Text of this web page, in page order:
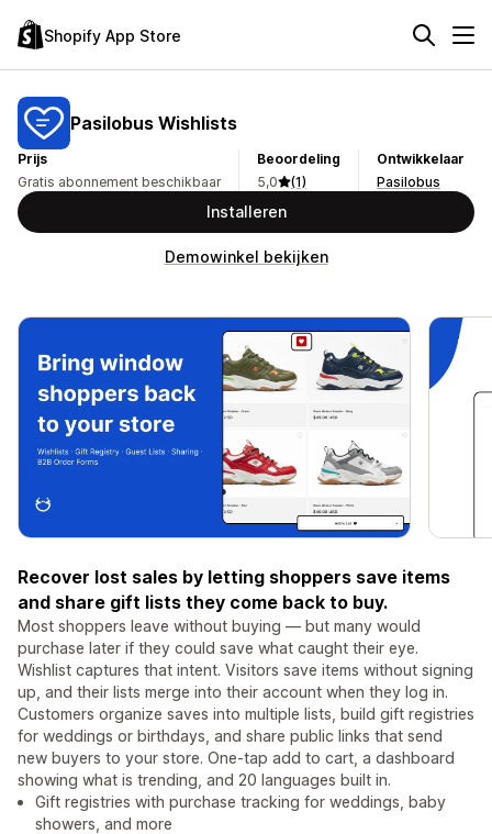
Shopify App Store
Pasilobus Wishlists
Prijs
Gratis abonnement beschikbaar
Beoordeling
5,0
(1)
Ontwikkelaar
Pasilobus
Installeren
Demowinkel bekijken
Recover lost sales by letting shoppers save items
and share gift lists they come back to buy.
Most shoppers leave without buying — but many would
purchase later if they could save what caught their eye.
Wishlist captures that intent. Visitors save items without signing
up, and their lists merge into their account when they log in.
Customers organize saves into multiple lists, build gift registries
for weddings or birthdays, and share public links that send
new buyers to your store. One-tap add to cart, a dashboard
showing what is trending, and 20 languages built in.
Gift registries with purchase tracking for weddings, baby
showers, and more